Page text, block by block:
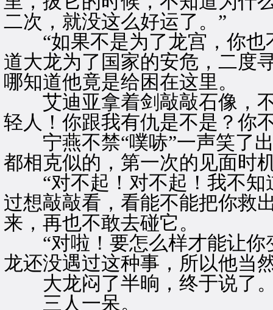
二次，就没这么好运了。”
“如果不是为了龙宫，你也
道大龙为了国家的安危，二度
哪知道他竟是给困在这里。
艾迪亚拿着剑敲敲石像，不
轻人！你跟我有仇是不是？你
宁燕不禁“噗哧”一声笑了出
都相克似的，第一次的见面时
“对不起！对不起！我不知
过想敲敲看，看能不能把你救
来，再也不敢去碰它。
“对啦！要怎么样才能让你
龙还没遇过这种事，所以他当
大龙闷了半晌，终于说了。
三人一呆。